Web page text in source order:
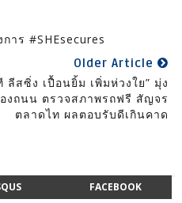
าร #SHEsecures
Older Article
สซิ่ง เปื้อนยิ้ม เพิ่มห่วงใย” มุ่ง
งถนน ตรวจสภาพรถฟรี สัญจร
ตลาดไท ผลตอบรับดีเกินคาด
FACEBOOK